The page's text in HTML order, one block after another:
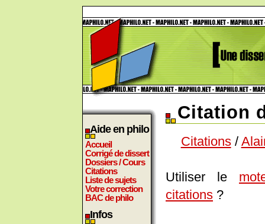
Aide en philo
Accueil
Corrigé de dissert
Dossiers / Cours
Citations
Liste de sujets
Votre correction
BAC de philo
Infos
Citation
Citations/
Utiliser le
citations ?